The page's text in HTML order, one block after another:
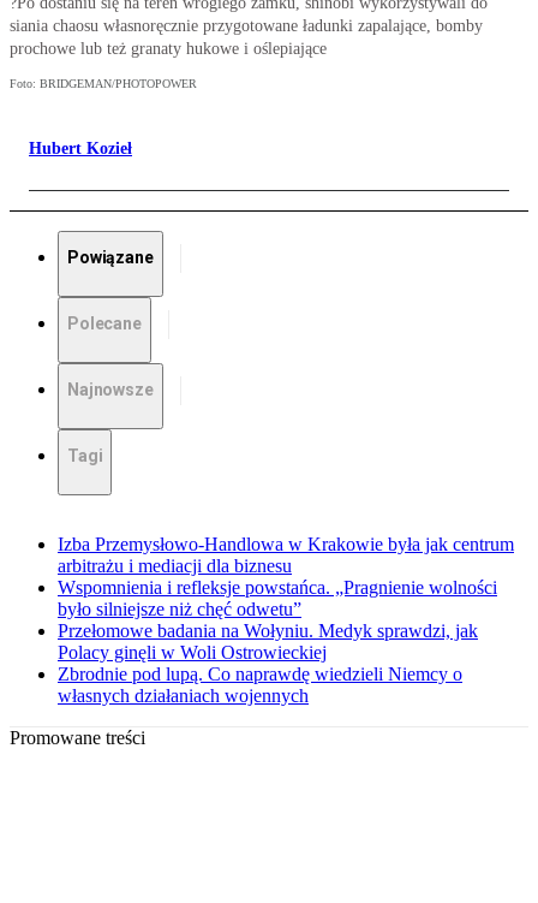
siania chaosu własnoręcznie przygotowane ładunki zapalające, bomby
prochowe lub też granaty hukowe i oślepiające
Foto: BRIDGEMAN/PHOTOPOWER
Hubert Kozieł
Powiązane
Polecane
Najnowsze
Tagi
Izba Przemysłowo-Handlowa w Krakowie była jak centrum
arbitrażu i mediacji dla biznesu
Wspomnienia i refleksje powstańca. „Pragnienie wolności
było silniejsze niż chęć odwetu”
Przełomowe badania na Wołyniu. Medyk sprawdzi, jak
Polacy ginęli w Woli Ostrowieckiej
Zbrodnie pod lupą. Co naprawdę wiedzieli Niemcy o
własnych działaniach wojennych
Promowane treści